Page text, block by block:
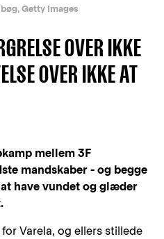
Getty Images
OVER IKKE
OVER IKKE AT
mellem 3F
mandskaber - og begge
have vundet og glæder
Varela, og ellers stillede